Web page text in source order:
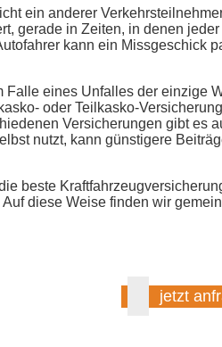
ein anderer
gerade in Zeiten, in denen
kann ein Missgeschick
Falle eines Unfalles der einzige
oder Teilkasko-
Versicherungen gibt es
nutzt, kann günstigere
beste
diese Weise finden wir
jetzt